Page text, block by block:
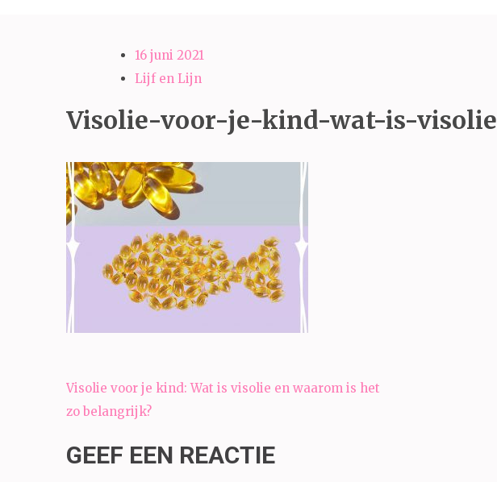
16 juni 2021
Lijf en Lijn
Visolie-voor-je-kind-wat-is-visolie
Bericht
navigatie
Visolie voor je kind: Wat is visolie en waarom is het
zo belangrijk?
GEEF EEN REACTIE